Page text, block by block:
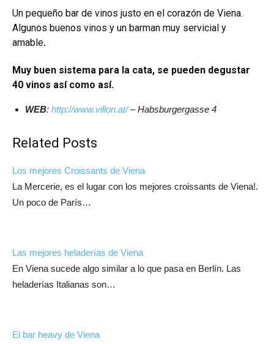
Un pequeño bar de vinos justo en el corazón de Viena.
Algunos buenos vinos y un barman muy servicial y
amable.
Muy buen sistema para la cata, se pueden degustar
40 vinos así como así.
WEB: http://www.villon.at/– Habsburgergasse 4
Related Posts
Los mejores Croissants de Viena
La Mercerie, es el lugar con los mejores croissants de Viena!.
Un poco de París…
Las mejores heladerías de Viena
En Viena sucede algo similar a lo que pasa en Berlín. Las
heladerías Italianas son…
El bar heavy de Viena